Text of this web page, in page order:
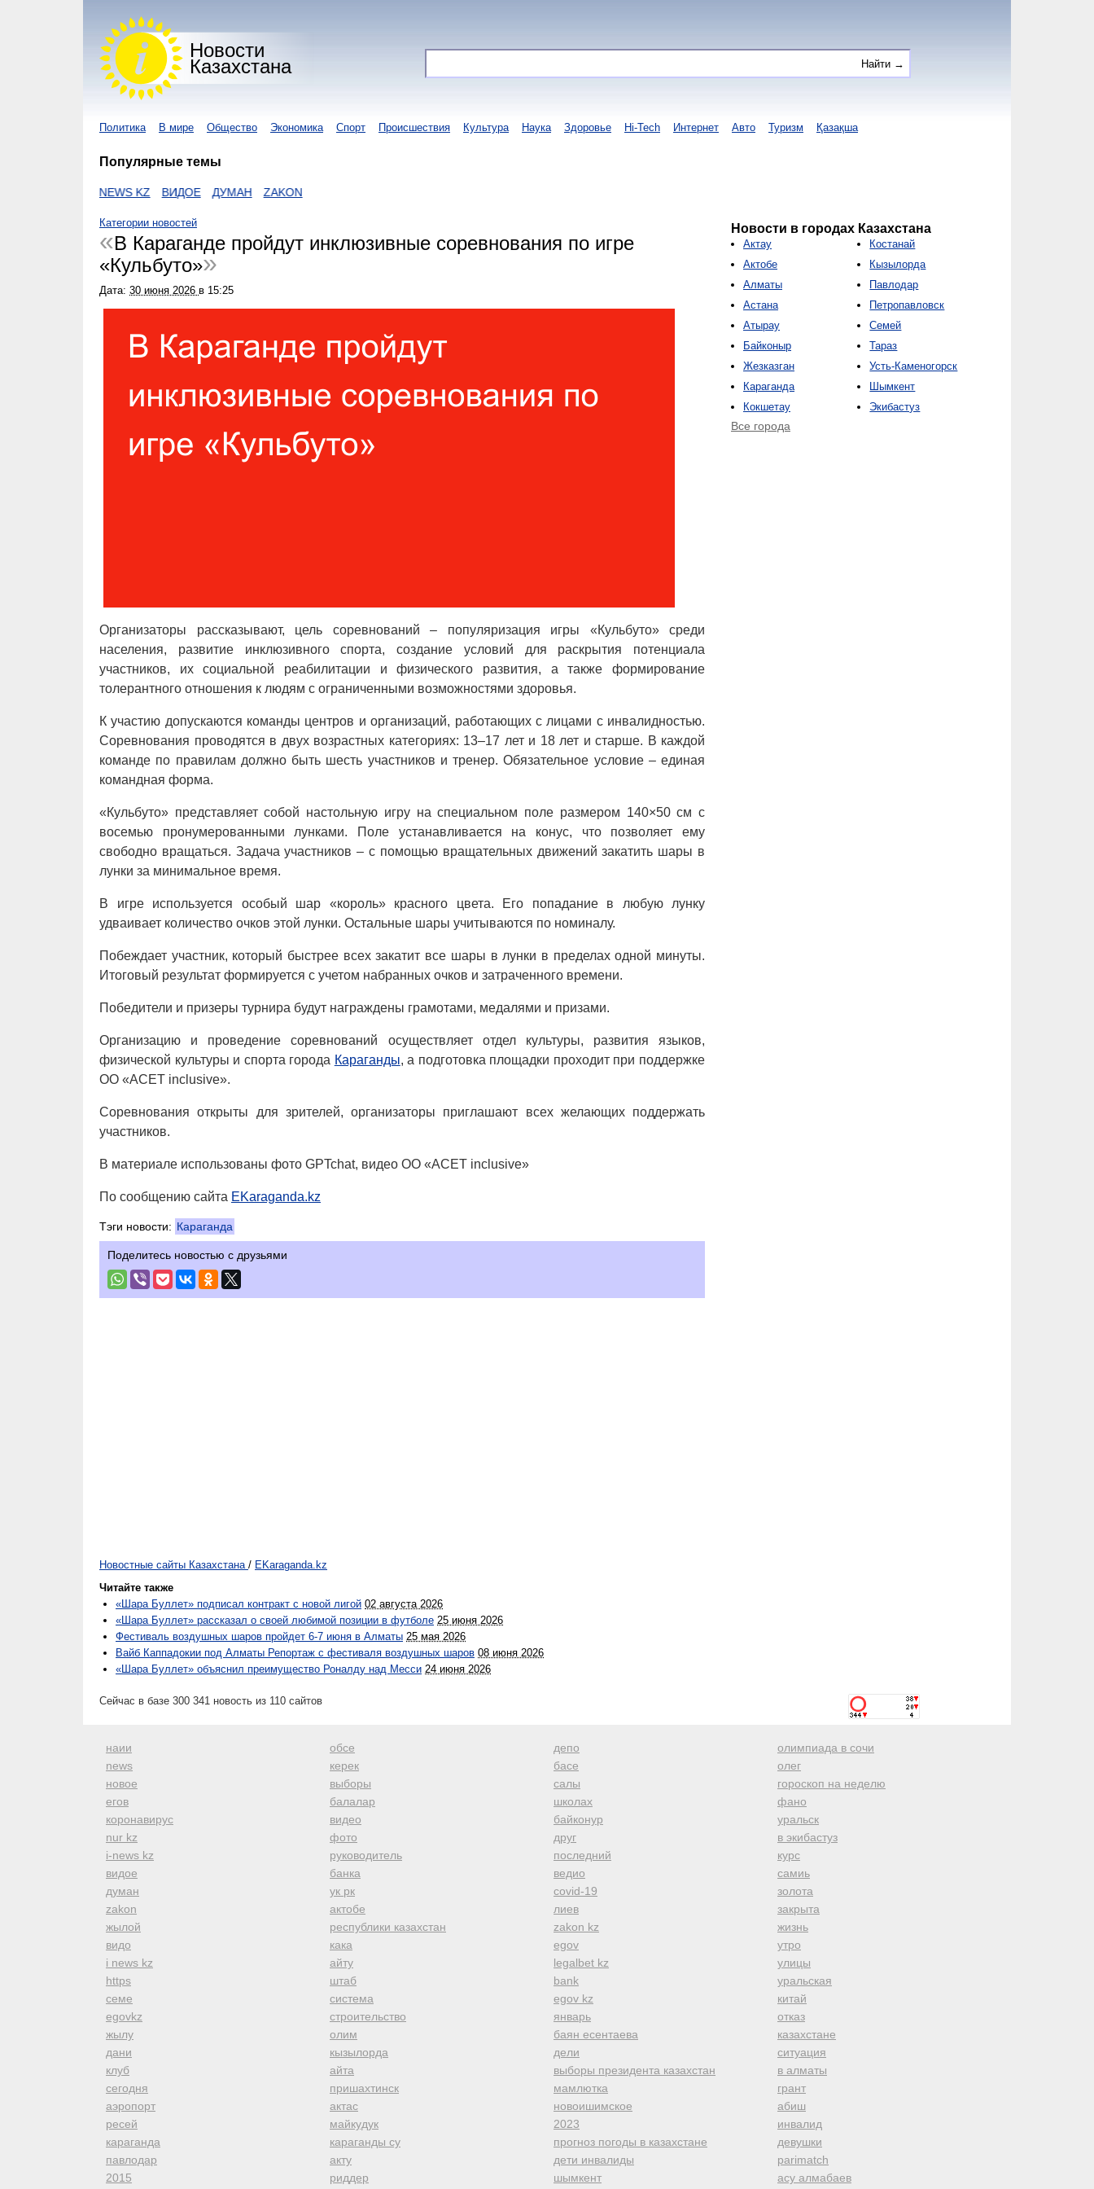
Новости
Казахстана
Политика В мире Общество Экономика Спорт Происшествия Культура Наука Здоровье Hi-Tech Интернет Авто Туризм Қазақша
Популярные темы
I-NEWS KZ ВИДОЕ ДУМАН ZAKON
Категории новостей
В Караганде пройдут инклюзивные соревнования по игре
«Кульбуто»
Дата: 30 июня 2026 в 15:25
Организаторы рассказывают, цель соревнований – популяризация игры «Кульбуто» среди
населения, развитие инклюзивного спорта, создание условий для раскрытия потенциала
участников, их социальной реабилитации и физического развития, а также формирование
толерантного отношения к людям с ограниченными возможностями здоровья.
К участию допускаются команды центров и организаций, работающих с лицами с инвалидностью.
Соревнования проводятся в двух возрастных категориях: 13–17 лет и 18 лет и старше. В каждой
команде по правилам должно быть шесть участников и тренер. Обязательное условие – единая
командная форма.
«Кульбуто» представляет собой настольную игру на специальном поле размером 140×50 см с
восемью пронумерованными лунками. Поле устанавливается на конус, что позволяет ему
свободно вращаться. Задача участников – с помощью вращательных движений закатить шары в
лунки за минимальное время.
В игре используется особый шар «король» красного цвета. Его попадание в любую лунку
удваивает количество очков этой лунки. Остальные шары учитываются по номиналу.
Побеждает участник, который быстрее всех закатит все шары в лунки в пределах одной минуты.
Итоговый результат формируется с учетом набранных очков и затраченного времени.
Победители и призеры турнира будут награждены грамотами, медалями и призами.
Организацию и проведение соревнований осуществляет отдел культуры, развития языков,
физической культуры и спорта города Караганды, а подготовка площадки проходит при поддержке
ОО «ACET inclusive».
Соревнования открыты для зрителей, организаторы приглашают всех желающих поддержать
участников.
В материале использованы фото GPTchat, видео ОО «ACET inclusive»
По сообщению сайта EKaraganda.kz
Тэги новости: Караганда
Поделитесь новостью с друзьями
Новостные сайты Казахстана / EKaraganda.kz
Читайте также
«Шара Буллет» подписал контракт с новой лигой 02 августа 2026
«Шара Буллет» рассказал о своей любимой позиции в футболе 25 июня 2026
Фестиваль воздушных шаров пройдет 6-7 июня в Алматы 25 мая 2026
Вайб Каппадокии под Алматы Репортаж с фестиваля воздушных шаров 08 июня 2026
«Шара Буллет» объяснил преимущество Роналду над Месси 24 июня 2026
Новости в городах Казахстана
Актау
Актобе
Алматы
Астана
Атырау
Байконыр
Жезказган
Караганда
Кокшетау
Костанай
Кызылорда
Павлодар
Петропавловск
Семей
Тараз
Усть-Каменогорск
Шымкент
Экибастуз
Все города
Сейчас в базе 300 341 новость из 110 сайтов
наии
news
новое
егов
коронавирус
nur kz
i-news kz
видое
думан
zakon
жылой
видо
i news kz
https
семе
egovkz
жылу
дани
клуб
сегодня
аэропорт
ресей
караганда
павлодар
2015
обсе
керек
выборы
балалар
видео
фото
руководитель
банка
ук рк
актобе
республики казахстан
кака
айту
штаб
система
строительство
олим
кызылорда
айта
пришахтинск
актас
майкудук
караганды су
акту
риддер
депо
басе
салы
школах
байконур
друг
последний
ведио
covid-19
лиев
zakon kz
egov
legalbet kz
bank
egov kz
январь
баян есентаева
дели
выборы президента казахстан
мамлютка
новоишимское
2023
прогноз погоды в казахстане
дети инвалиды
шымкент
олимпиада в сочи
олег
гороскоп на неделю
фано
уральск
в экибастуз
курс
самиь
золота
закрыта
жизнь
утро
улицы
уральская
китай
отказ
казахстане
ситуация
в алматы
грант
абиш
инвалид
девушки
parimatch
асу алмабаев